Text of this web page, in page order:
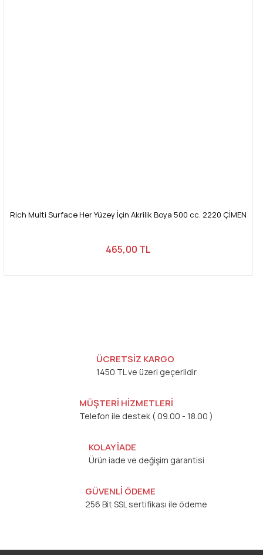
Rich Multi Surface Her Yüzey İçin Akrilik Boya 500 cc. 2220 ÇİMEN
465,00 TL
ÜCRETSİZ KARGO
1450 TL ve üzeri geçerlidir
MÜŞTERİ HİZMETLERİ
Telefon ile destek ( 09.00 - 18.00 )
KOLAY İADE
Ürün iade ve değişim garantisi
GÜVENLİ ÖDEME
256 Bit SSL sertifikası ile ödeme